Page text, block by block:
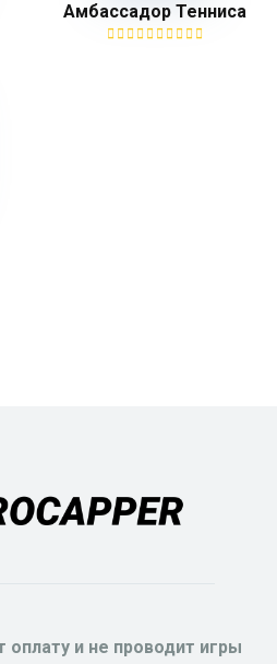
Амбассадор Тенниса
оплату и не проводит игры